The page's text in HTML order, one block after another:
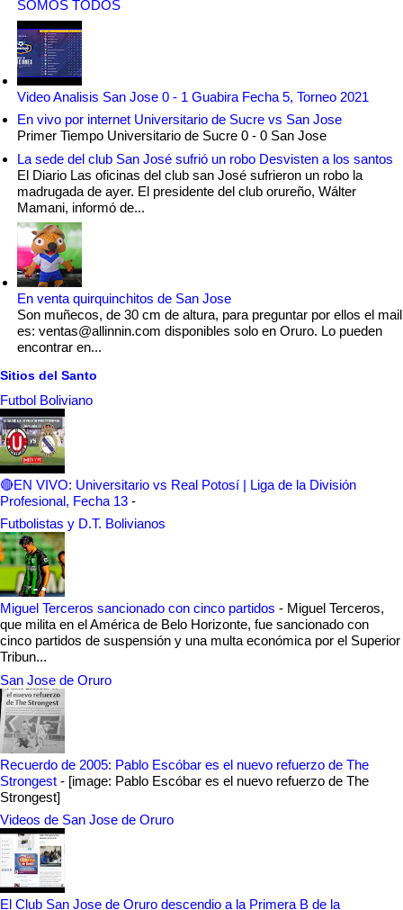
SOMOS TODOS
Video Analisis San Jose 0 - 1 Guabira Fecha 5, Torneo 2021
En vivo por internet Universitario de Sucre vs San Jose
Primer Tiempo Universitario de Sucre 0 - 0 San Jose
La sede del club San José sufrió un robo Desvisten a los santos
El Diario Las oficinas del club san José sufrieron un robo la
madrugada de ayer. El presidente del club orureño, Wálter
Mamani, informó de...
En venta quirquinchitos de San Jose
Son muñecos, de 30 cm de altura, para preguntar por ellos el mail
es: ventas@allinnin.com disponibles solo en Oruro. Lo pueden
encontrar en...
Sitios del Santo
Futbol Boliviano
🔴EN VIVO: Universitario vs Real Potosí | Liga de la División
Profesional, Fecha 13 -
Futbolistas y D.T. Bolivianos
Miguel Terceros sancionado con cinco partidos - Miguel Terceros,
que milita en el América de Belo Horizonte, fue sancionado con
cinco partidos de suspensión y una multa económica por el Superior
Tribun...
San Jose de Oruro
Recuerdo de 2005: Pablo Escóbar es el nuevo refuerzo de The
Strongest - [image: Pablo Escóbar es el nuevo refuerzo de The
Strongest]
Videos de San Jose de Oruro
El Club San Jose de Oruro descendio a la Primera B de la